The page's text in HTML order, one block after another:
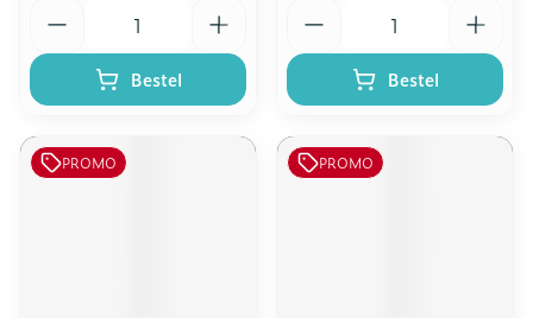
Bestel Bestel
PROMO PROMO